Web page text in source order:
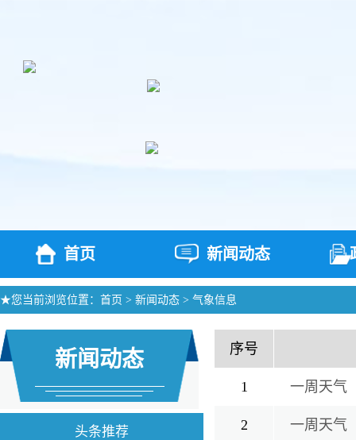
首页 新闻动态
★您当前浏览位置： 首页 > 新闻动态 > 气象信息
新闻动态
头条推荐
序号
1 一周天气
2 一周天气